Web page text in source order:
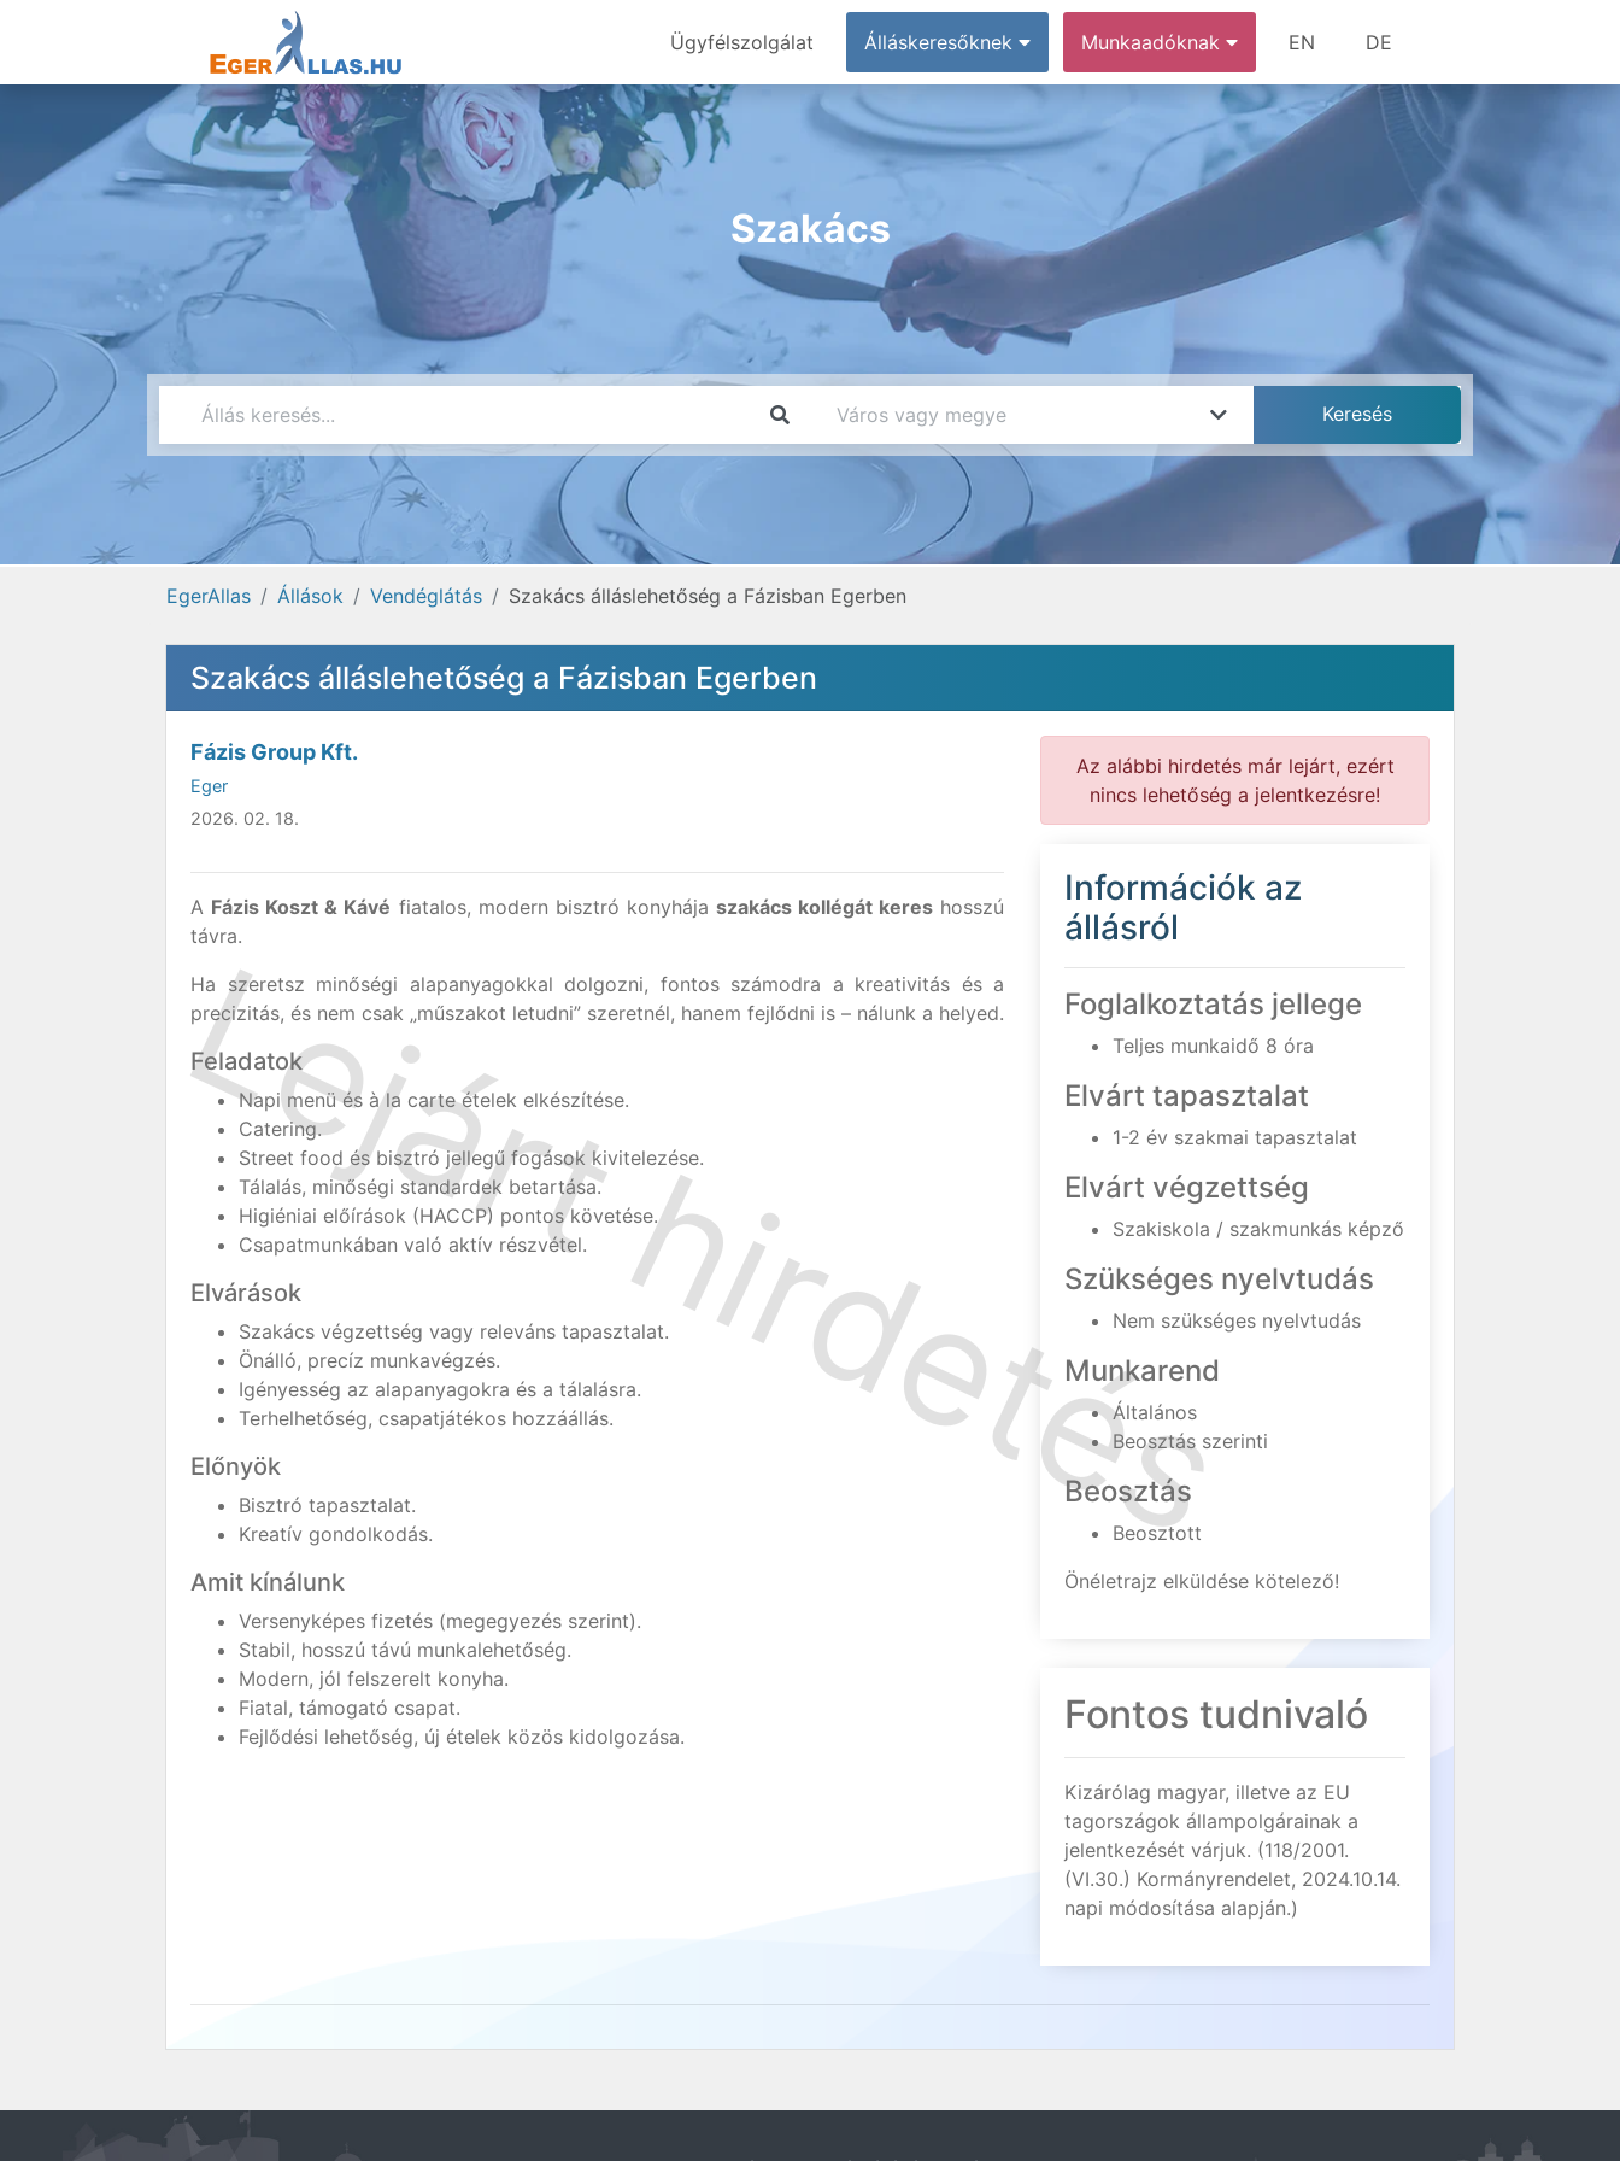
Ügyfélszolgálat Álláskeresőknek Munkaadóknak EN DE
Szakács
EgerAllas Állások Vendéglátás Szakács álláslehetőség a Fázisban Egerben
Szakács álláslehetőség a Fázisban Egerben
Fázis Group Kft.
Eger
2026. 02. 18.
A Fázis Koszt & Kávé fiatalos, modern bisztró konyhájaszakács kollégát keres hosszú
távra.
Ha szeretsz minőségi alapanyagokkal dolgozni, fontos számodra a kreativitás és a
precizitás, és nem csak „műszakot letudni” szeretnél, hanem fejlődni is – nálunk a helyed.
Feladatok
Napi menü és à la carte ételek elkészítése.
Catering.
Street food és bisztró jellegű fogások kivitelezése.
Tálalás, minőségi standardek betartása.
Higiéniai előírások (HACCP) pontos követése.
Csapatmunkában való aktív részvétel.
Elvárások
Szakács végzettség vagy releváns tapasztalat.
Önálló, precíz munkavégzés.
Igényesség az alapanyagokra és a tálalásra.
Terhelhetőség, csapatjátékos hozzáállás.
Előnyök
Bisztró tapasztalat.
Kreatív gondolkodás.
Amit kínálunk
Versenyképes fizetés (megegyezés szerint).
Stabil, hosszú távú munkalehetőség.
Modern, jól felszerelt konyha.
Fiatal, támogató csapat.
Fejlődési lehetőség, új ételek közös kidolgozása.
Az alábbi hirdetés már lejárt, ezért
nincs lehetőség a jelentkezésre!
Információk az
állásról
Foglalkoztatás jellege
Teljes munkaidő 8 óra
Elvárt tapasztalat
1-2 év szakmai tapasztalat
Elvárt végzettség
Szakiskola / szakmunkás képző
Szükséges nyelvtudás
Nem szükséges nyelvtudás
Munkarend
Általános
Beosztás szerinti
Beosztás
Beosztott
Önéletrajz elküldése kötelező!
Fontos tudnivaló
Kizárólag magyar, illetve az EU
tagországok állampolgárainak a
jelentkezését várjuk. (118/2001.
(VI.30.) Kormányrendelet, 2024.10.14.
napi módosítása alapján.)